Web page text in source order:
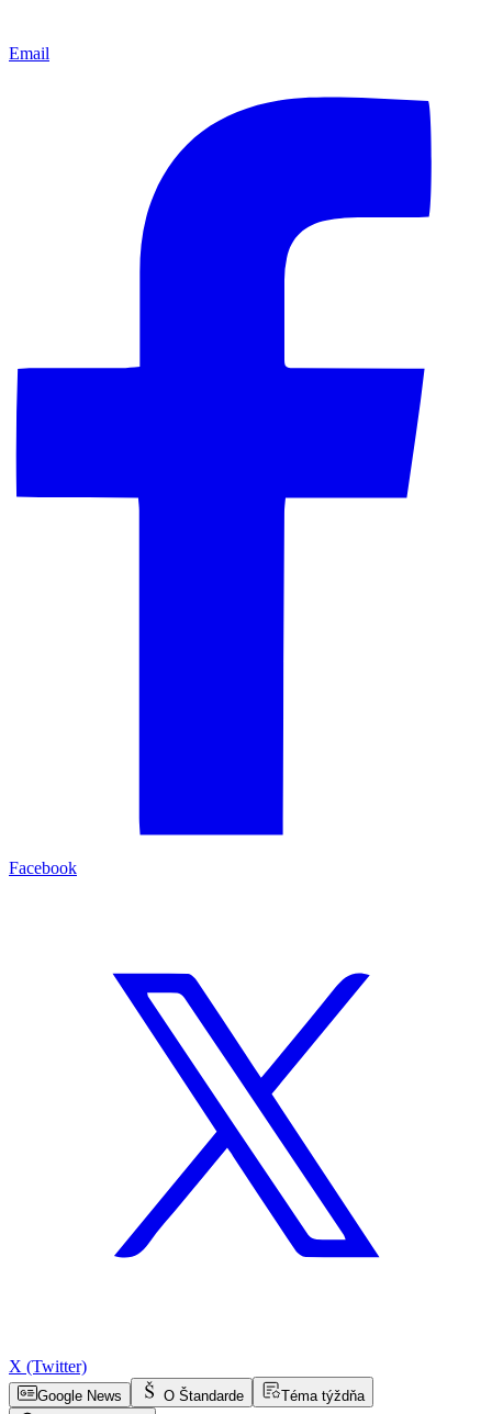
Email
Facebook
X (Twitter)
Google News O Štandarde
Téma týždňa